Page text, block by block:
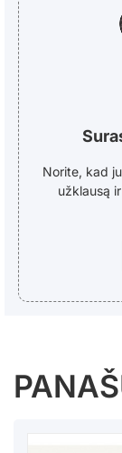
Norite, kad
užklausą